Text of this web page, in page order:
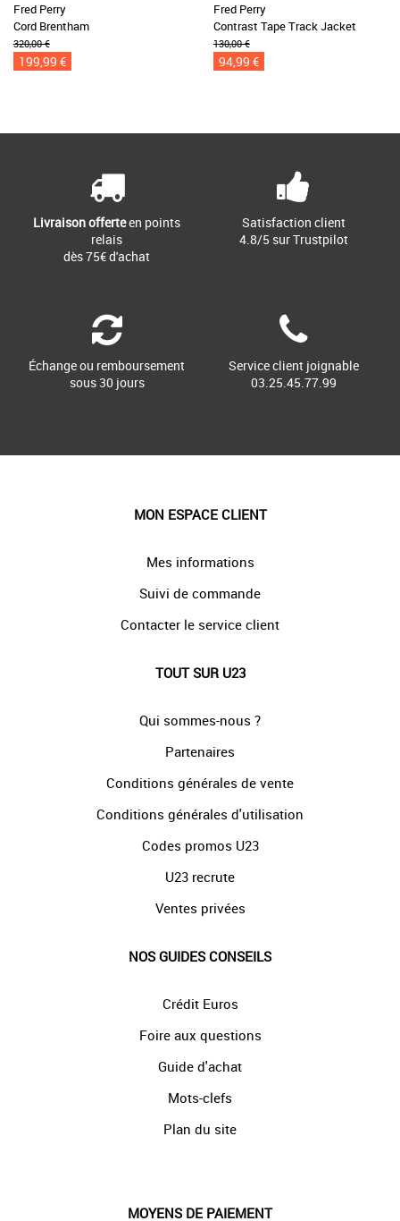
Fred Perry
Cord Brentham
320,00 €
199,99 €
Fred Perry
Contrast Tape Track Jacket
130,00 €
94,99 €
Livraison offerteen points
relais
dès 75€ d'achat
Satisfaction client
4.8/5 sur Trustpilot
Échange ou remboursement
sous 30 jours
Service client joignable
03.25.45.77.99
MON ESPACE CLIENT
Mes informations
Suivi de commande
Contacter le service client
TOUT SUR U23
Qui sommes-nous ?
Partenaires
Conditions générales de vente
Conditions générales d'utilisation
Codes promos U23
U23 recrute
Ventes privées
NOS GUIDES CONSEILS
Crédit Euros
Foire aux questions
Guide d'achat
Mots-clefs
Plan du site
MOYENS DE PAIEMENT